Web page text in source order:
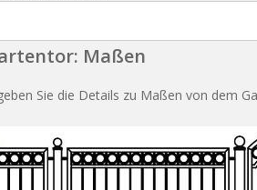
Maßen
Sie die Details zu Maßen von dem